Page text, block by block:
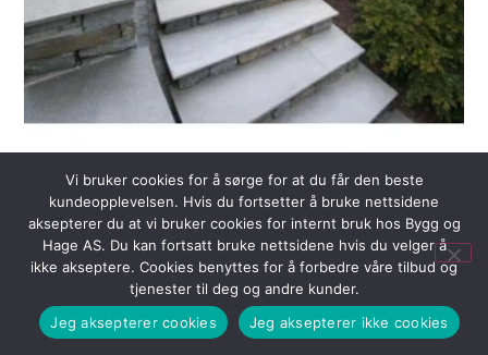
Oppdalskifer Trinnplate 40cm Justert
1699,00
Vi bruker cookies for å sørge for at du får den beste
kundeopplevelsen. Hvis du fortsetter å bruke nettsidene
aksepterer du at vi bruker cookies for internt bruk hos Bygg og
Hage AS. Du kan fortsatt bruke nettsidene hvis du velger å
ikke akseptere. Cookies benyttes for å forbedre våre tilbud og
tjenester til deg og andre kunder.
Jeg aksepterer cookies
Jeg aksepterer ikke cookies